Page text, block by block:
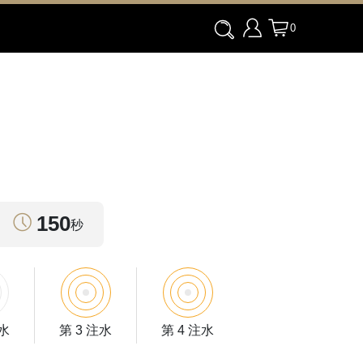
0
150秒
第 3 注水 第 4 注水